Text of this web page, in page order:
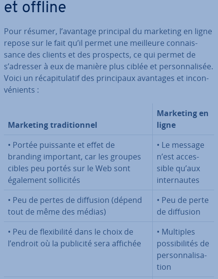
et offline
Pour résumer, l’avantage principal du marketing en ligne
repose sur le fait qu’il permet une meilleure con­nais­
sance des clients et des prospects, ce qui permet de
s’adresser à eux de manière plus ciblée et per­son­na­li­sée.
Voici un ré­ca­pi­tu­la­tif des prin­ci­paux avantages et in­con­
vé­nients :
Marketing tra­di­tion­nel
Marketing en
ligne
• Portée puissante et effet de
branding important, car les groupes
cibles peu portés sur le Web sont
également sol­li­ci­tés
• Le message
n’est ac­ces­
sible qu’aux
in­ter­nautes
• Peu de pertes de diffusion (dépend
tout de même des médias)
• Peu de perte
de diffusion
• Peu de flexi­bi­lité dans le choix de
l’endroit où la publicité sera affichée
• Multiples
pos­si­bi­li­tés de
per­son­na­li­sa­
tion